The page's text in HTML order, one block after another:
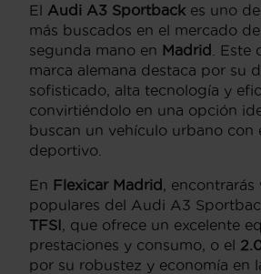
El Audi A3 Sportback es uno
más buscados en el mercado
segunda mano en Madrid
.
marca alemana destaca por su
sofisticado, alta tecnología y
convirtiéndolo en una opción
buscan un vehículo urbano con
deportivo.
En Flexicar Madrid
,
populares del Audi A3
TFSI , que ofrece un excelente
prestaciones y consumo, o el
por su robustez y economía en